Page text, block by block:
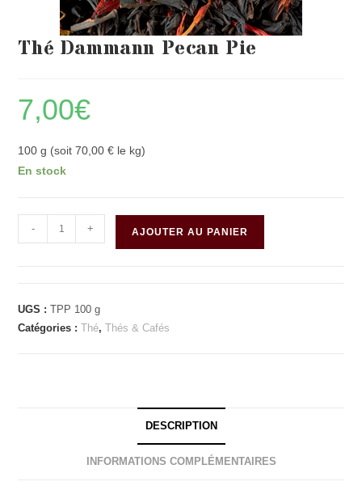
Thé Dammann Pecan Pie
7,00€
100 g (soit 70,00 € le kg)
En stock
de
Pecan
Pie
- + AJOUTER AU PANIER
UGS :TPP 100 g
Catégories :Thé,Thés & Cafés
DESCRIPTION
INFORMATIONS COMPLÉMENTAIRES